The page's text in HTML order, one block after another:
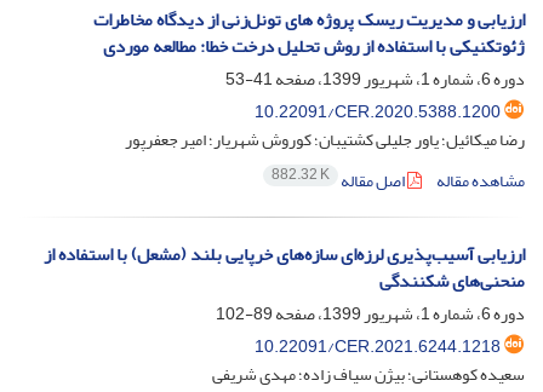
ارزیابی و مدیریت ریسک پروژه ‏های تونل‌زنی از دیدگاه مخاطرات
ژئوتکنیکی با استفاده از روش تحلیل درخت خطا: مطالعه موردی
دوره 6، شماره 1، شهریور 1399، صفحه
41-53
10.22091/CER.2020.5388.1200
رضا میکائیل؛ یاور جلیلی کشتیبان؛ کوروش شهریار؛ امیر جعفرپور
مشاهده مقاله
اصل مقاله 882.32 K
ارزیابی آسیب‌پذیری لرزه‌ای سازه‌های خرپایی بلند (مشعل) با استفاده از
منحنی‌های شکنندگی
دوره 6، شماره 1، شهریور 1399، صفحه
89-102
10.22091/CER.2021.6244.1218
سعیده کوهستانی؛ بیژن سیاف زاده؛ مهدی شریفی